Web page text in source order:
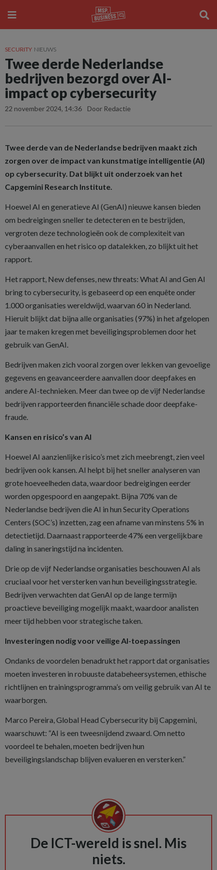
SECURITY NIEUWS
Twee derde Nederlandse
bedrijven bezorgd over AI-
impact op cybersecurity
22 november 2024, 14:36 Door Redactie
Twee derde van de Nederlandse bedrijven maakt zich
zorgen over de impact van kunstmatige intelligentie (AI)
op cybersecurity. Dat blijkt uit onderzoek van het
Capgemini Research Institute.
Hoewel AI en generatieve AI (GenAI) nieuwe kansen bieden
om bedreigingen sneller te detecteren en te bestrijden,
vergroten deze technologieën ook de complexiteit van
cyberaanvallen en het risico op datalekken, zo blijkt uit het
rapport.
Het rapport, New defenses, new threats: What AI and Gen AI
bring to cybersecurity, is gebaseerd op een enquête onder
1.000 organisaties wereldwijd, waarvan 60 in Nederland.
Hieruit blijkt dat bijna alle organisaties (97%) in het afgelopen
jaar te maken kregen met beveiligingsproblemen door het
gebruik van GenAI.
Bedrijven maken zich vooral zorgen over lekken van gevoelige
gegevens en geavanceerdere aanvallen door deepfakes en
andere AI-technieken. Meer dan twee op de vijf Nederlandse
bedrijven rapporteerden financiële schade door deepfake-
fraude.
Kansen en risico’s van AI
Hoewel AI aanzienlijke risico’s met zich meebrengt, zien veel
bedrijven ook kansen. AI helpt bij het sneller analyseren van
grote hoeveelheden data, waardoor bedreigingen eerder
worden opgespoord en aangepakt. Bijna 70% van de
Nederlandse bedrijven die AI in hun Security Operations
Centers (SOC’s) inzetten, zag een afname van minstens 5% in
detectietijd. Daarnaast rapporteerde 47% een vergelijkbare
daling in saneringstijd na incidenten.
Drie op de vijf Nederlandse organisaties beschouwen AI als
cruciaal voor het versterken van hun beveiligingsstrategie.
Bedrijven verwachten dat GenAI op de lange termijn
proactieve beveiliging mogelijk maakt, waardoor analisten
meer tijd hebben voor strategische taken.
Investeringen nodig voor veilige AI-toepassingen
Ondanks de voordelen benadrukt het rapport dat organisaties
moeten investeren in robuuste databeheersystemen, ethische
richtlijnen en trainingsprogramma’s om veilig gebruik van AI te
waarborgen.
Marco Pereira, Global Head Cybersecurity bij Capgemini,
waarschuwt: “AI is een tweesnijdend zwaard. Om netto
voordeel te behalen, moeten bedrijven hun
beveiligingslandschap blijven evalueren en versterken.”
De ICT-wereld is snel. Mis
niets.